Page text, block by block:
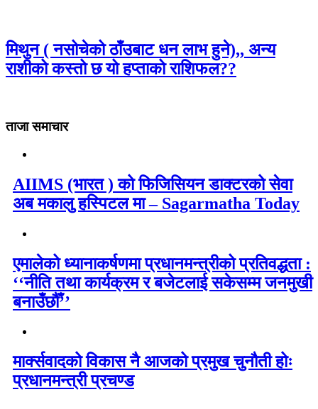
मिथुन ( नसोचेको ठाँउबाट धन लाभ हुने),, अन्य
राशीको कस्तो छ यो हप्ताको राशिफल??
ताजा समाचार
AIIMS (भारत ) को फिजिसियन डाक्टरको सेवा
अब मकालु हस्पिटल मा – Sagarmatha Today
एमालेको ध्यानाकर्षणमा प्रधानमन्त्रीको प्रतिवद्धता :
‘‘नीति तथा कार्यक्रम र बजेटलाई सकेसम्म जनमुखी
बनाउँछौँ’’
मार्क्सवादको विकास नै आजको प्रमुख चुनौती होः
प्रधानमन्त्री प्रचण्ड